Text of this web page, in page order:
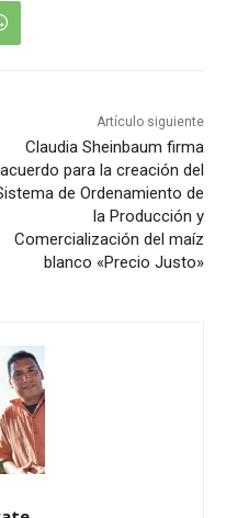
Artículo siguiente
Claudia Sheinbaum firma
acuerdo para la creación del
de Ordenamiento de
la Producción y
Comercialización del maíz
blanco «Precio Justo»